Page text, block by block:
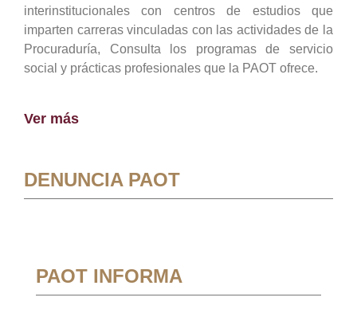
interinstitucionales con centros de estudios que
imparten carreras vinculadas con las actividades de la
Procuraduría, Consulta los programas de servicio
social y prácticas profesionales que la PAOT ofrece.
Ver más
DENUNCIA PAOT
PAOT INFORMA